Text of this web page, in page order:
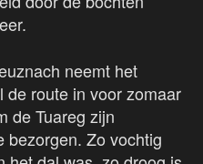
neemt het
de route in voor zomaar
de Tuareg zijn
bezorgen. Zo vochtig